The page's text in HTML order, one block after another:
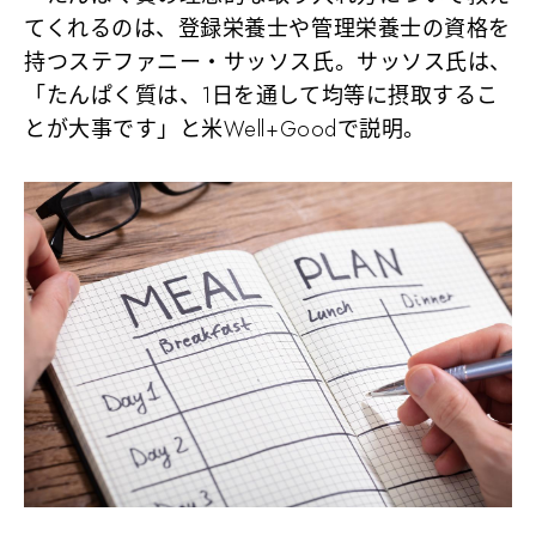
てくれるのは、登録栄養士や管理栄養士の資格を
持つステファニー・サッソス氏。サッソス氏は、
「たんぱく質は、1日を通して均等に摂取するこ
とが大事です」と米Well+Goodで説明。